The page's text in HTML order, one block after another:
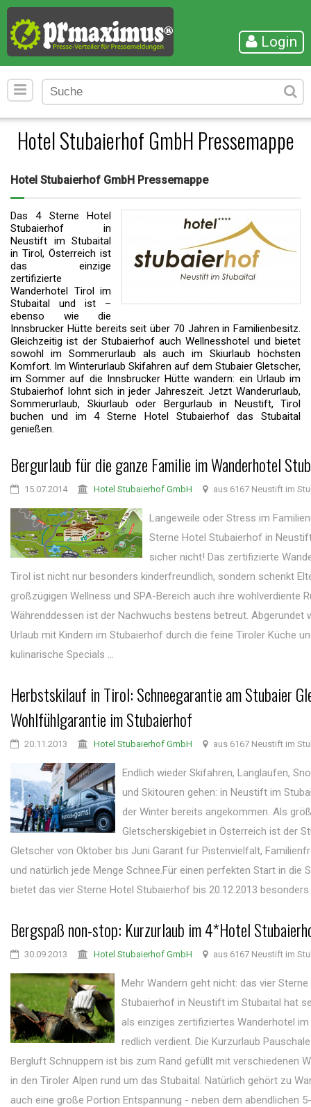
Login
Hotel Stubaierhof GmbH Pressemappe
Hotel Stubaierhof GmbH Pressemappe
Das 4 Sterne Hotel
Stubaierhof in
Neustift im Stubaital
in Tirol, Österreich ist
das einzige
zertifizierte
Wanderhotel Tirol im
Stubaital und ist –
ebenso wie die
Innsbrucker Hütte bereits seit über 70 Jahren in Familienbesitz.
Gleichzeitig ist der Stubaierhof auch Wellnesshotel und bietet
sowohl im Sommerurlaub als auch im Skiurlaub höchsten
Komfort. Im Winterurlaub Skifahren auf dem Stubaier Gletscher,
im Sommer auf die Innsbrucker Hütte wandern: ein Urlaub im
Stubaierhof lohnt sich in jeder Jahreszeit. Jetzt Wanderurlaub,
Sommerurlaub, Skiurlaub oder Bergurlaub in Neustift, Tirol
buchen und im 4 Sterne Hotel Stubaierhof das Stubaital
genießen.
Bergurlaub für die ganze Familie im Wanderhotel
15.07.2014 Hotel Stubaierhof GmbH aus 6167 Neustift im
Langeweile oder Stress im
Sterne Hotel Stubaierhof in
sicher nicht! Das zertifizierte
Tirol ist nicht nur besonders kinderfreundlich, sondern schenkt
großzügigen Wellness und SPA-Bereich auch ihre wohlverdiente
Währenddessen ist der Nachwuchs bestens betreut. Abgerundet
Urlaub mit Kindern im Stubaierhof durch die feine Tiroler Küche
kulinarische Specials ...
Herbstskilauf in Tirol: Schneegarantie am Stubaier
Wohlfühlgarantie im Stubaierhof
20.11.2013 Hotel Stubaierhof GmbH aus 6167 Neustift im
Endlich wieder Skifahren, Langlaufen,
und Skitouren gehen: in Neustift im
der Winter bereits angekommen. Als
Gletscherskigebiet in Österreich ist der
Gletscher von Oktober bis Juni Garant für Pistenvielfalt,
und natürlich jede Menge Schnee.Für einen perfekten Start in die
bietet das vier Sterne Hotel Stubaierhof bis 20.12.2013 besonders
Bergspaß non-stop: Kurzurlaub im 4*Hotel
30.09.2013 Hotel Stubaierhof GmbH aus 6167 Neustift im
Mehr Wandern geht nicht: das vier
Stubaierhof in Neustift im Stubaital hat
als einziges zertifiziertes Wanderhotel
redlich verdient. Die Kurzurlaub
Bergluft Schnuppern ist bis zum Rand gefüllt mit verschiedenen
in den Tiroler Alpen rund um das Stubaital. Natürlich gehört zu
auch eine große Portion Entspannung - neben dem abendlichen